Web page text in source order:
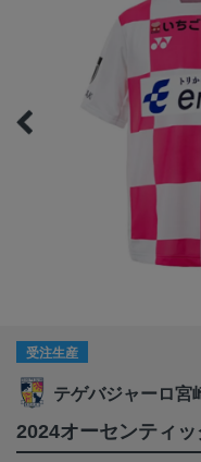
受注生産
テゲバジャーロ宮
2024オーセンティッ